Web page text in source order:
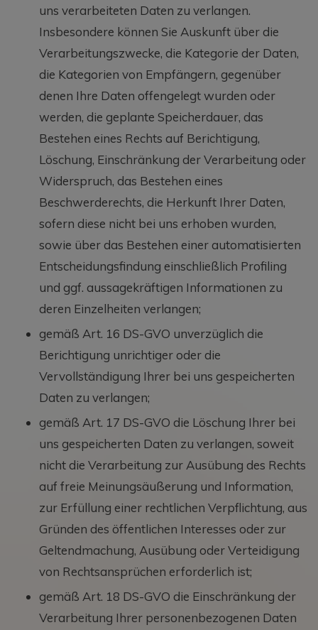
uns verarbeiteten Daten zu verlangen.
Insbesondere können Sie Auskunft über die
Verarbeitungszwecke, die Kategorie der Daten,
die Kategorien von Empfängern, gegenüber
denen Ihre Daten offengelegt wurden oder
werden, die geplante Speicherdauer, das
Bestehen eines Rechts auf Berichtigung,
Löschung, Einschränkung der Verarbeitung oder
Widerspruch, das Bestehen eines
Beschwerderechts, die Herkunft Ihrer Daten,
sofern diese nicht bei uns erhoben wurden,
sowie über das Bestehen einer automatisierten
Entscheidungsfindung einschließlich Profiling
und ggf. aussagekräftigen Informationen zu
deren Einzelheiten verlangen;
gemäß Art. 16 DS-GVO unverzüglich die
Berichtigung unrichtiger oder die
Vervollständigung Ihrer bei uns gespeicherten
Daten zu verlangen;
gemäß Art. 17 DS-GVO die Löschung Ihrer bei
uns gespeicherten Daten zu verlangen, soweit
nicht die Verarbeitung zur Ausübung des Rechts
auf freie Meinungsäußerung und Information,
zur Erfüllung einer rechtlichen Verpflichtung, aus
Gründen des öffentlichen Interesses oder zur
Geltendmachung, Ausübung oder Verteidigung
von Rechtsansprüchen erforderlich ist;
gemäß Art. 18 DS-GVO die Einschränkung der
Verarbeitung Ihrer personenbezogenen Daten